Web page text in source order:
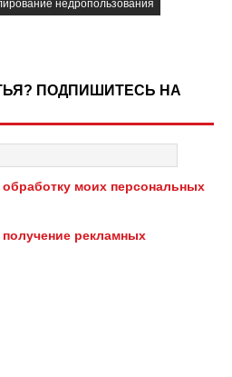
недропользования
ПОДПИШИТЕСЬ НА
обработку моих персональных
получение рекламных